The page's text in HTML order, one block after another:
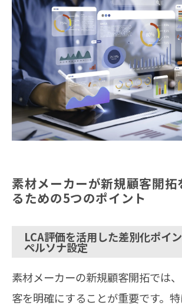
素材メーカーが新規顧客開拓
るための5つのポイント
LCA評価を活用した差別化ポイ
ペルソナ設定
素材メーカーの新規顧客開拓では
客を明確にすることが重要です。